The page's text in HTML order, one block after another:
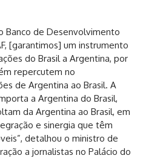
Banco de Desenvolvimento
[garantimos] um instrumento
do Brasil a Argentina, por
repercutem no
de Argentina ao Brasil. A
a Argentina do Brasil,
da Argentina ao Brasil, em
e sinergia que têm
detalhou o ministro de
a jornalistas no Palácio do